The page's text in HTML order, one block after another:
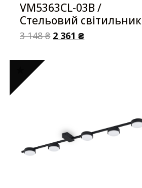
VM5363CL-03B /
Стельовий світильник
3 148₴ 2 361₴